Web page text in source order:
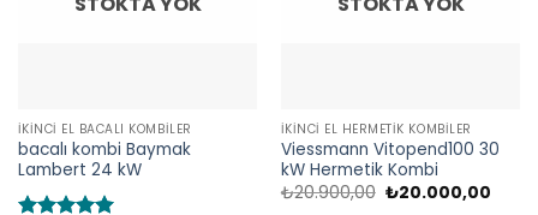
İKINCI EL BACALI KOMBILER
bacalı kombi Baymak
Lambert 24 kW
İKINCI EL HERMETIK KOMBILER
Viessmann Vitopend100 30
kW Hermetik Kombi
₺20.900,00 Orijinal
₺20.000,00Şu